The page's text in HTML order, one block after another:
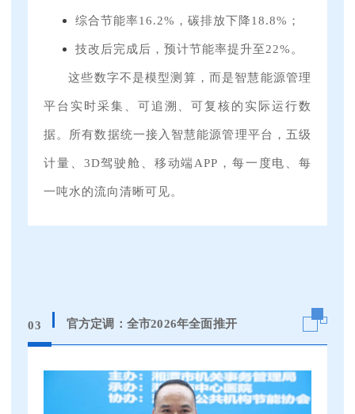
综合节能率16.2%，碳排放下降18.8%；
技改后完成后，预计节能率提升至22%。
这些数字不是模型测算，而是智慧能源管理
平台实时采集、可追溯、可复核的实际运行数
据。 所有数据统一接入智慧能源管理平台，五级
计量、3D驾驶舱、移动端APP，每一度电、每
一吨水的流向清晰可见。
03 官方定调：全市2026年全面推开